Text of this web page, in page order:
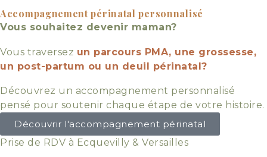
DE PENSER À VOUS
RETROUVEZ VOTRE
ÉQUILIBRE
APAISEZ VOTRE CORPS
LIBÉREZ CE QUI VOUS
PÈSE
Massage bien-être dans les Yvelines
Accompagnement périnatal personnalisé
Vous souhaitez devenir maman?
Vous traversez un parcours PMA, une grossesse,
un post-partum ou un deuil périnatal?
Découvrez un accompagnement personnalisé
pensé pour soutenir chaque étape de votre histoire.
Découvrir l'accompagnement périnatal
Prise de RDV à Ecquevilly & Versailles